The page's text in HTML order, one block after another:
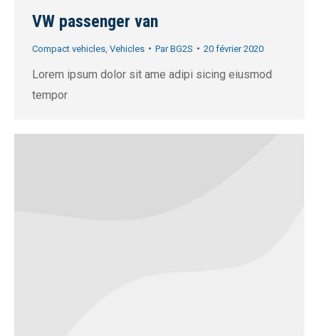
VW passenger van
Compact vehicles Vehicles ParBG2S 20 février 2020
Lorem ipsum dolor sit ame adipi sicing eiusmod
tempor